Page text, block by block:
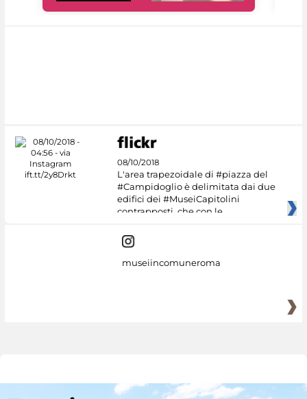
08/10/2018
L'area trapezoidale di #piazza del
#Campidoglio è delimitata dai due
edifici dei #MuseiCapitolini
contrapposti, che con le
museiincomuneroma